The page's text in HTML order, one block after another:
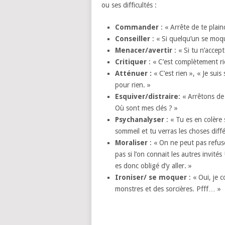
ou ses difficultés :
Commander: « Arrête de te
Conseiller: « Si quelqu’un se
Menacer/avertir: « Si tu
Critiquer: « C’est complètement
Atténuer : « C’est rien », « Je
pour rien. »
Esquiver/distraire: « Arrêtons
Où sont mes clés ? »
Psychanalyser: « Tu es en colère
sommeil et tu verras les choses
Moraliser: « On ne peut pas
pas si l’on connait les autres
es donc obligé d’y aller. »
Ironiser/ se moquer: « Oui, je
monstres et des sorcières. Pfff… »